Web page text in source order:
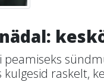
peamiseks
raskelt,